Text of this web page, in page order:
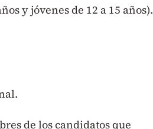
y jóvenes de 12 a 15 años).
de los candidatos que